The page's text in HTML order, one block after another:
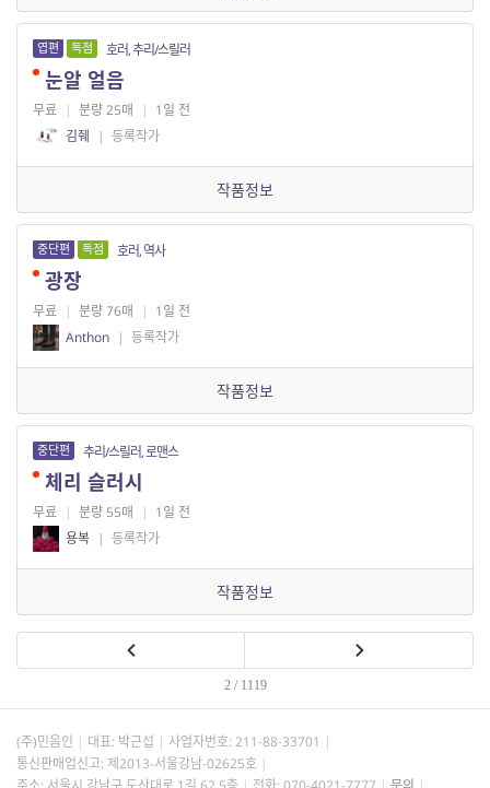
엽편 독점 호러, 추리/스릴러
눈알 얼음
무료 | 분량 25매 | 1일 전
김줴
| 등록작가
작품정보
중단편 독점 호러, 역사
광장
무료 | 분량 76매 | 1일 전
Anthon | 등록작가
작품정보
중단편 추리/스릴러, 로맨스
체리 슬러시
무료 | 분량 55매 | 1일 전
용복 | 등록작가
작품정보
2 / 1119
(주)민음인 대표: 박근섭 사업자번호: 211-88-33701
통신판매업신고: 제2013-서울강남-02625호